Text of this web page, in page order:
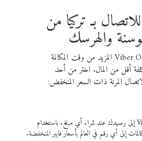
بـ تركيا من
والهرسك
يمنحك Viber Out المزيد من وقت المكالمة
أقل من المال. اختر من أحد
المرنة ذات السعر المنخفض:
تتم إضافة رصيد Viber Out إلى رصيدك عند شراء أي مبلغ. باستخدام
إلى أي رقم في العالم بأسعار فايبر المنخفضة.